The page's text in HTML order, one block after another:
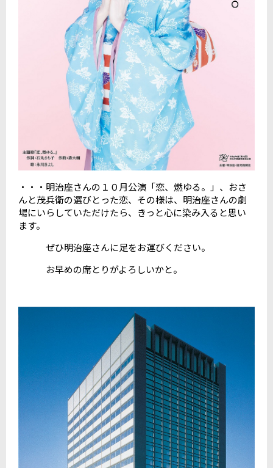
・・・明治座さんの１０月公演「恋、燃ゆる。」、おさ
んと茂兵衛の選びとった恋、その様は、明治座さんの劇
場にいらしていただけたら、きっと心に染み入ると思い
ます。
ぜひ明治座さんに足をお運びください。
お早めの席とりがよろしいかと。